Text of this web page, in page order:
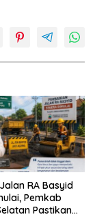
RA Basyid
Pemkab
Pastikan